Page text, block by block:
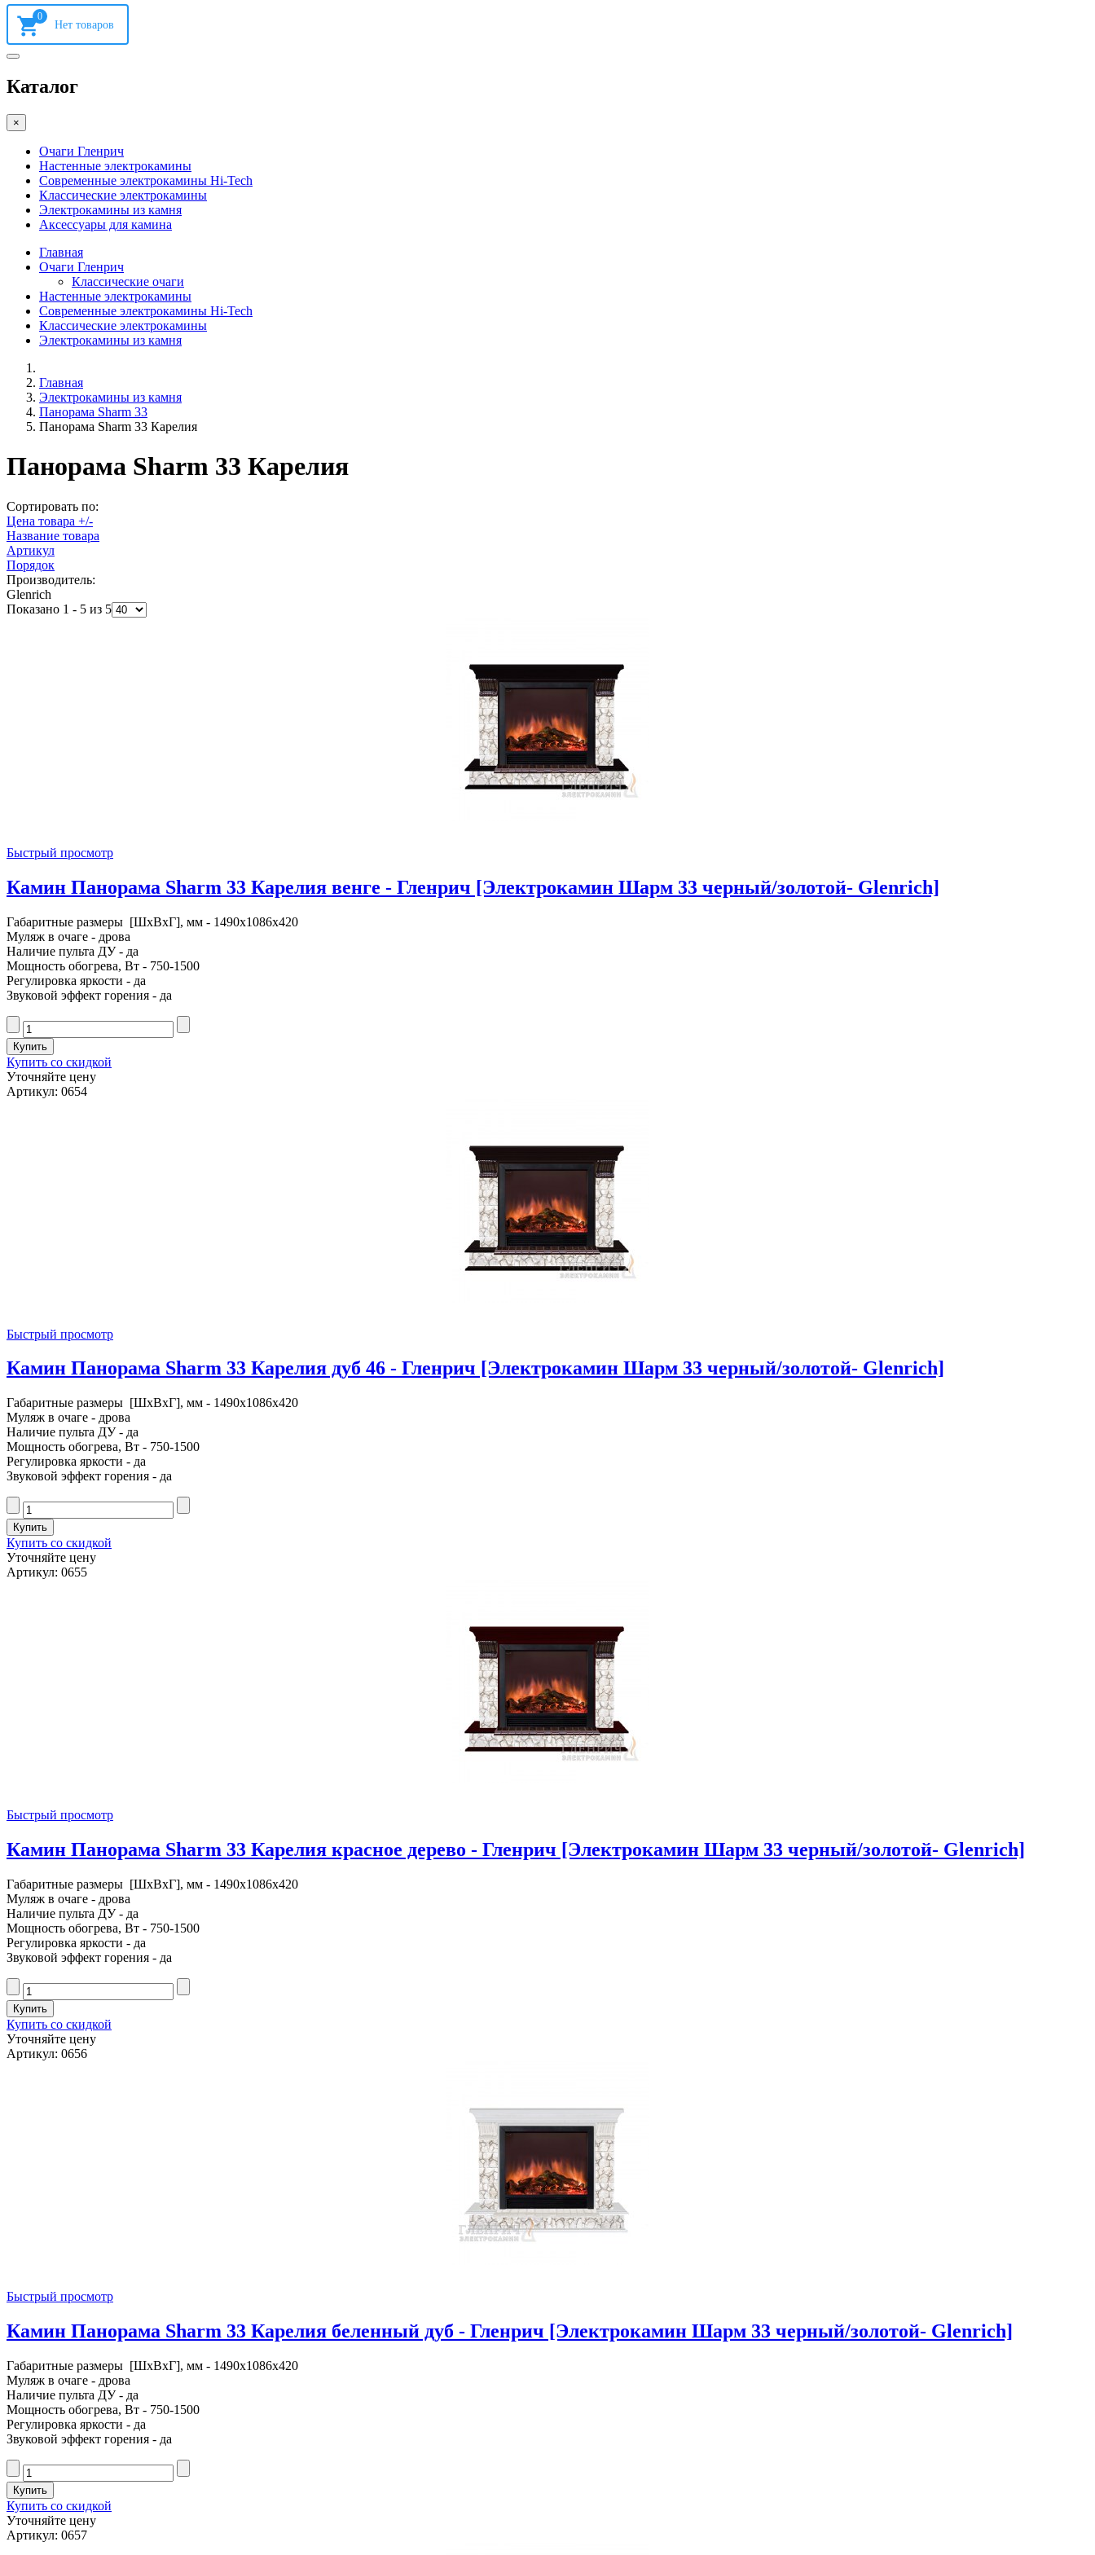
0
Каталог
×
Очаги Гленрич
Настенные электрокамины
Современные электрокамины Hi-Tech
Классические электрокамины
Электрокамины из камня
Аксессуары для камина
Главная
Очаги Гленрич
Классические очаги
Настенные электрокамины
Современные электрокамины Hi-Tech
Классические электрокамины
Электрокамины из камня
Главная
Электрокамины из камня
Панорама Sharm 33
Панорама Sharm 33 Карелия
Панорама Sharm 33 Карелия
Сортировать по:
Цена товара +/-
Название товара
Артикул
Порядок
Производитель:
Glenrich
Показано 1 - 5 из 5
Быстрый просмотр
Камин Панорама Sharm 33 Карелия венге - Гленрич [Электрокамин Шарм 33 черный/золотой- Glenrich]
Габаритные размеры [ШxВxГ], мм - 1490x1086x420
Муляж в очаге - дрова
Наличие пульта ДУ - да
Мощность обогрева, Вт - 750-1500
Регулировка яркости - да
Звуковой эффект горения - да
Купить со скидкой
Уточняйте цену
Артикул: 0654
Быстрый просмотр
Камин Панорама Sharm 33 Карелия дуб 46 - Гленрич [Электрокамин Шарм 33 черный/золотой- Glenrich]
Габаритные размеры [ШxВxГ], мм - 1490x1086x420
Муляж в очаге - дрова
Наличие пульта ДУ - да
Мощность обогрева, Вт - 750-1500
Регулировка яркости - да
Звуковой эффект горения - да
Купить со скидкой
Уточняйте цену
Артикул: 0655
Быстрый просмотр
Камин Панорама Sharm 33 Карелия красное дерево - Гленрич [Электрокамин Шарм 33 черный/золотой- Glenrich]
Габаритные размеры [ШxВxГ], мм - 1490x1086x420
Муляж в очаге - дрова
Наличие пульта ДУ - да
Мощность обогрева, Вт - 750-1500
Регулировка яркости - да
Звуковой эффект горения - да
Купить со скидкой
Уточняйте цену
Артикул: 0656
Быстрый просмотр
Камин Панорама Sharm 33 Карелия беленный дуб - Гленрич [Электрокамин Шарм 33 черный/золотой- Glenrich]
Габаритные размеры [ШxВxГ], мм - 1490x1086x420
Муляж в очаге - дрова
Наличие пульта ДУ - да
Мощность обогрева, Вт - 750-1500
Регулировка яркости - да
Звуковой эффект горения - да
Купить со скидкой
Уточняйте цену
Артикул: 0657